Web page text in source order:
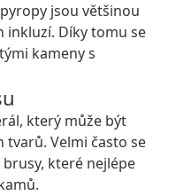
jsou většinou
inkluzí. Díky tomu se
kameny s
který může být
Velmi často se
které nejlépe